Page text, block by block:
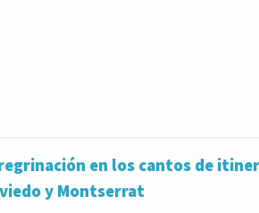
en los cantos de
y Montserrat